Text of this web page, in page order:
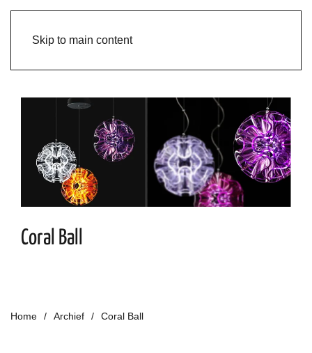
Skip to main content
Coral Ball
Home Archief Coral Ball